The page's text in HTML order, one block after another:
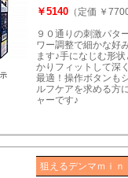
￥5140 （定価 ￥7700
９０通りの刺激パタ
ワー調整で細かな好
ます♪手になじむ形
かりフィットして深
最適！操作ボタンも
ルフケアを求める方
ャーです♪
狙えるデンマｍｉ